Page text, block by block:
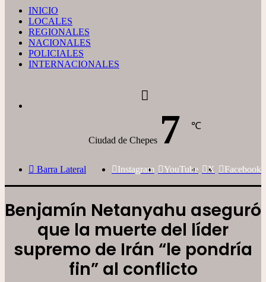
INICIO
LOCALES
REGIONALES
NACIONALES
POLICIALES
INTERNACIONALES
Ciudad de Chepes 7 ℃
Facebook
X
YouTube
Instagram
Barra Lateral
Benjamín Netanyahu aseguró
que la muerte del líder
supremo de Irán “le pondría
fin” al conflicto